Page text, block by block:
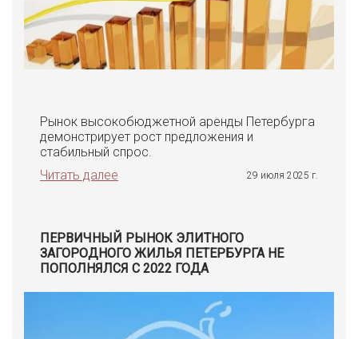
Рынок высокобюджетной аренды Петербурга
демонстрирует рост предложения и
стабильный спрос.
Читать далее
29 июля 2025 г.
ПЕРВИЧНЫЙ РЫНОК ЭЛИТНОГО
ЗАГОРОДНОГО ЖИЛЬЯ ПЕТЕРБУРГА НЕ
ПОПОЛНЯЛСЯ С 2022 ГОДА